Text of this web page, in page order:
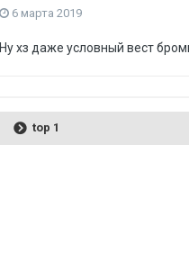
6 марта 2019
Ну хз даже условный вест
top 1